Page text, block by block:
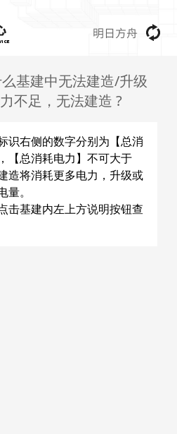
明日方舟
基建中无法建造/升级
不足，无法建造 ?
识右侧的数字分别为【总消
【总消耗电力】不可大于
造将消耗更多电力，升级或
量。
击基建内左上方说明按钮查